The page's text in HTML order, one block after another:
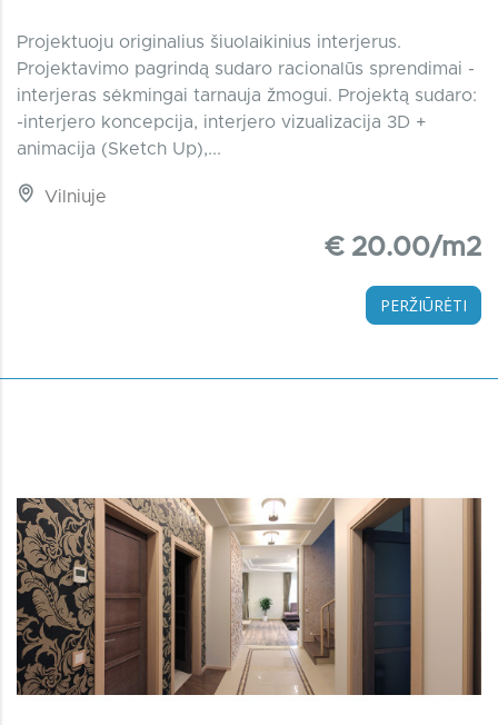
Projektuoju originalius šiuolaikinius interjerus.
Projektavimo pagrindą sudaro racionalūs sprendimai -
interjeras sėkmingai tarnauja žmogui. Projektą sudaro:
-interjero koncepcija, interjero vizualizacija 3D +
animacija (Sketch Up),...
Vilniuje
€ 20.00/m2
PERŽIŪRĖTI